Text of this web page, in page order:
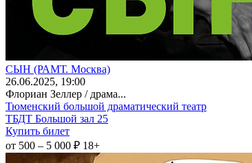
СЫН (РАМТ. Москва)
26.06.2025, 19:00
Флориан Зеллер / драма...
Тюменский большой драматический театр
ТБДТ Большой зал 25
Купить билет
от 500 – 5 000 ₽ 18+